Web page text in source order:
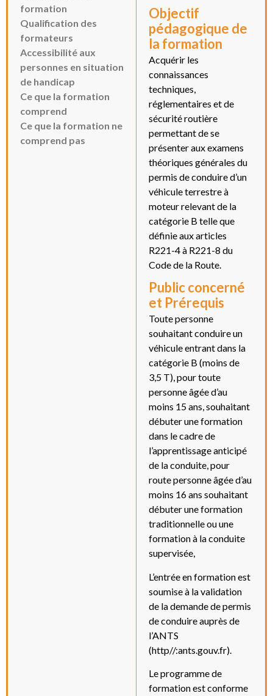
formation
Qualification des
formateurs
Accessibilité aux
personnes en situation
de handicap
Ce que la formation
comprend
Ce que la formation ne
comprend pas
Objectif
pédagogique de
la formation
Acquérir les
connaissances
techniques,
réglementaires et de
sécurité routière
permettant de se
présenter aux examens
théoriques générales du
permis de conduire d’un
véhicule terrestre à
moteur relevant de la
catégorie B telle que
définie aux articles
R221-4 à R221-8 du
Code de la Route.
Public concerné
et Prérequis
Toute personne
souhaitant conduire un
véhicule entrant dans la
catégorie B (moins de
3,5 T), pour toute
personne âgée d’au
moins 15 ans, souhaitant
débuter une formation
dans le cadre de
l’apprentissage anticipé
de la conduite, pour
route personne âgée d’au
moins 16 ans souhaitant
débuter une formation
traditionnelle ou une
formation à la conduite
supervisée,
L’entrée en formation est
soumise à la validation
de la demande de permis
de conduire auprès de
l’ANTS
(http//:ants.gouv.fr).
Le programme de
formation est conforme